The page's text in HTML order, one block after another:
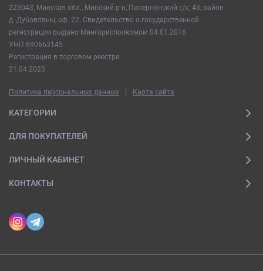
223043, Минская обл., Минский р-н, Папернянский с/с, 43, район
д. Дубовляны, оф. 22. Свидетельство о государственной
регистрации выдано Мингорисполкомом 04.01.2016
УНП 690663145
Регистрация в торговом реестре:
21.04.2023
Политика персональных данных | Карта сайта
КАТЕГОРИИ
ДЛЯ ПОКУПАТЕЛЕЙ
ЛИЧНЫЙ КАБИНЕТ
КОНТАКТЫ